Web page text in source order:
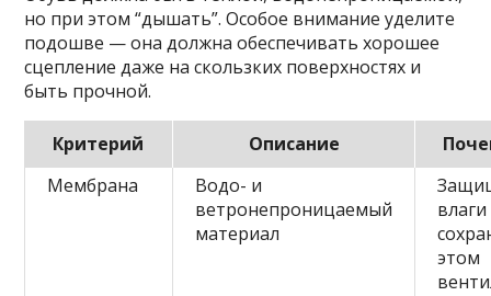
но при этом “дышать”. Особое внимание уделите
подошве — она должна обеспечивать хорошее
сцепление даже на скользких поверхностях и
быть прочной.
Критерий Описание
Мембрана
Водо- и
ветронепроницаемый
материал
этом